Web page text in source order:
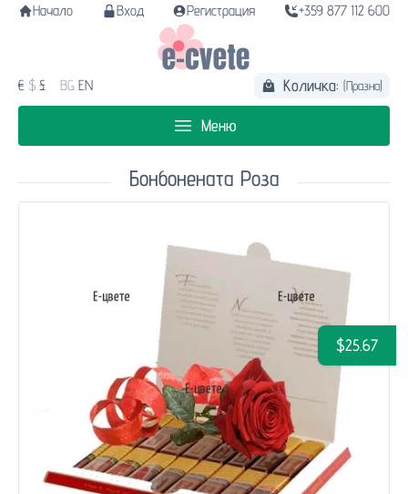
Начало Вход Регистрация +359 877 112 600
€ $ £ BG EN Количка: (Празна)
Меню
Бонбонената Роза
$25.67